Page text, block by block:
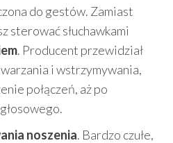
do gestów. Zamiast
sterować słuchawkami
. Producent przewidział
i wstrzymywania,
połączeń, aż po
noszenia. Bardzo czułe,